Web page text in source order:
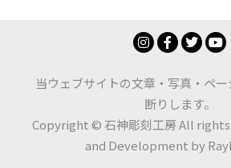
当ウェブサイトの文章・写真・ペ
断りします。
Copyright © 石神彫刻工房 All
and Development by